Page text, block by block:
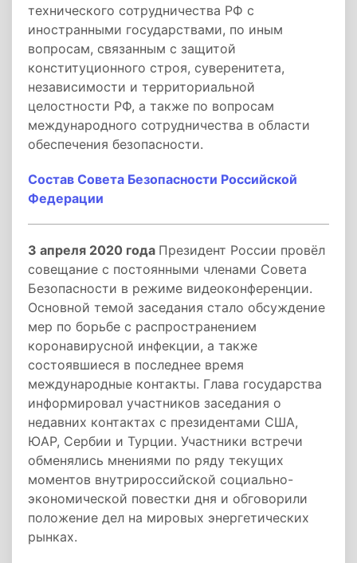
технического сотрудничества РФ с
иностранными государствами, по иным
вопросам, связанным с защитой
конституционного строя, суверенитета,
независимости и территориальной
целостности РФ, а также по вопросам
международного сотрудничества в области
обеспечения безопасности.
Состав Совета Безопасности Российской
Федерации
3 апреля 2020 года Президент России провёл
совещание с постоянными членами Совета
Безопасности в режиме видеоконференции.
Основной темой заседания стало обсуждение
мер по борьбе с распространением
коронавирусной инфекции, а также
состоявшиеся в последнее время
международные контакты. Глава государства
информировал участников заседания о
недавних контактах с президентами США,
ЮАР, Сербии и Турции. Участники встречи
обменялись мнениями по ряду текущих
моментов внутрироссийской социально-
экономической повестки дня и обговорили
положение дел на мировых энергетических
рынках.